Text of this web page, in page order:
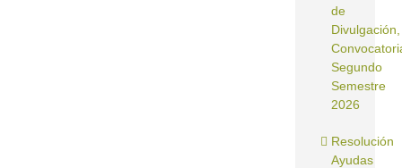
de
Divulgación,
Segundo
Semestre
2026
Resolución
Ayudas